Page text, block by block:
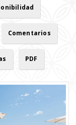
Comentarios
PDF